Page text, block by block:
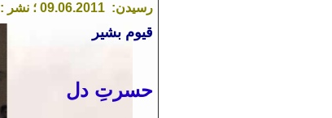
رسیدن: 09.06.2011 ؛ نشر :
قیوم بشیر
حسرتِ دل